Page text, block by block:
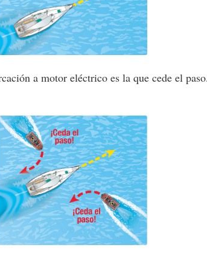
a motor eléctrico es la que cede el